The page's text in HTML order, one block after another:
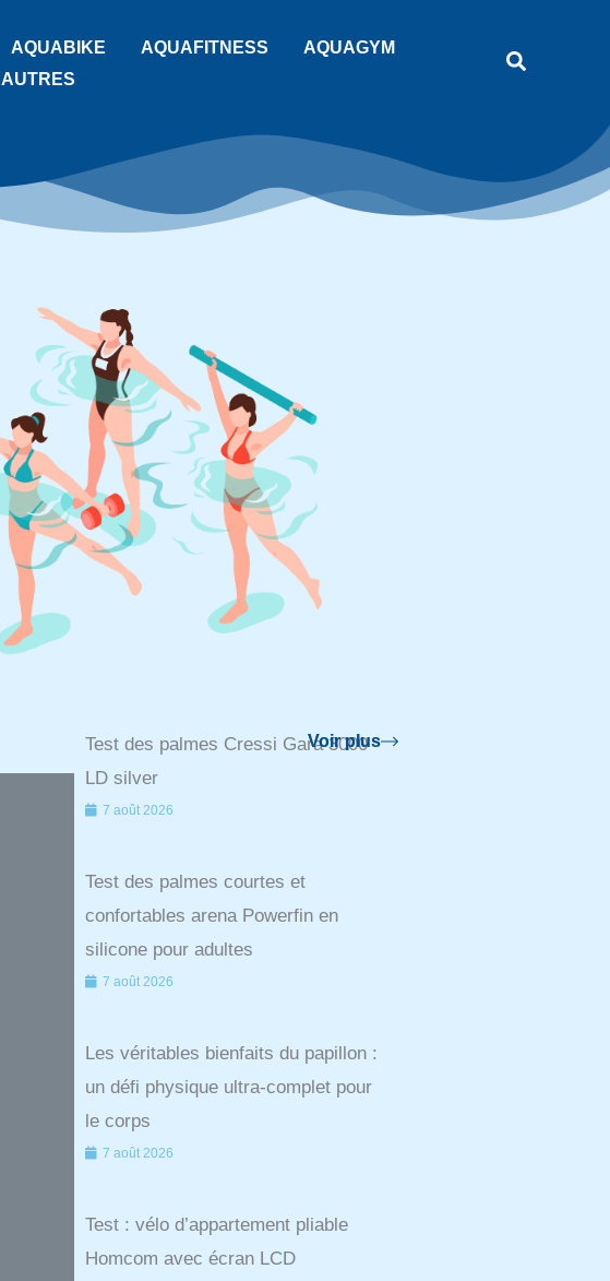
AQUABIKE AQUAFITNESS
AQUAGYM
AUTRES
Test des palmes Cressi Gara 3000
LD silver
7 août 2026
Test des palmes courtes et
confortables arena Powerfin en
silicone pour adultes
7 août 2026
Les véritables bienfaits du papillon :
un défi physique ultra-complet pour
le corps
7 août 2026
Test : vélo d’appartement pliable
Homcom avec écran LCD
Voir plus